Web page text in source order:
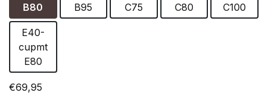
B80
B95
C75
C80
C100
E40-
cupmt
E80
€69,95